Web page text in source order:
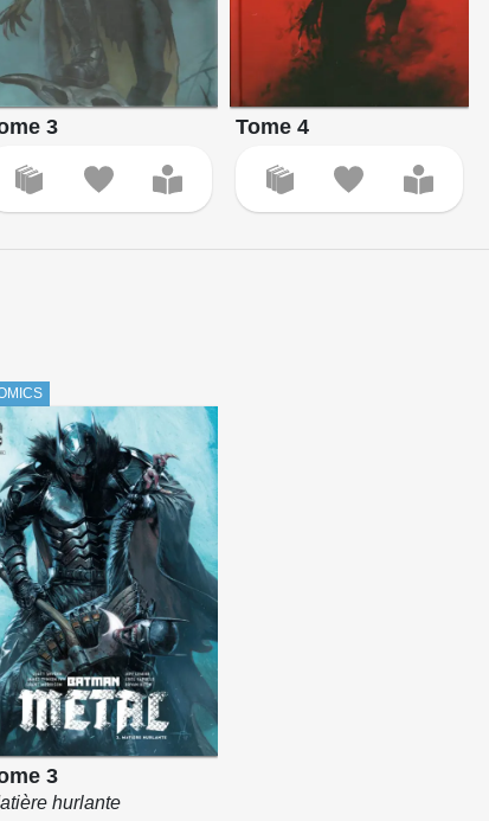
3 Tome 4
3
hurlante